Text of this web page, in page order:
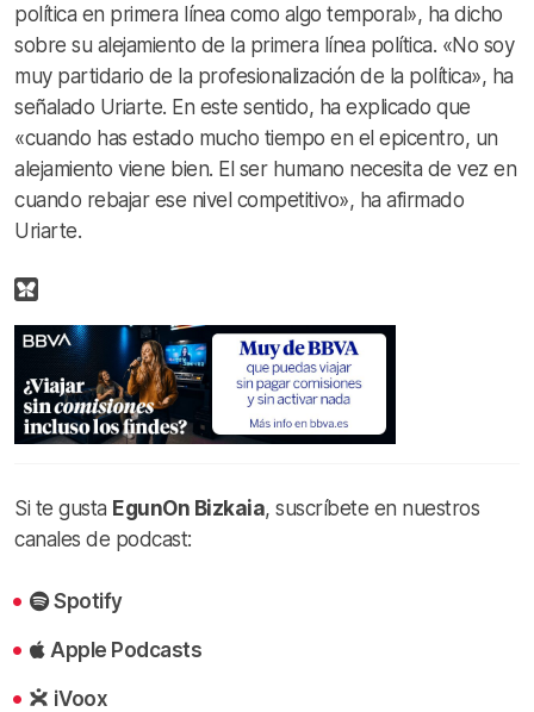
política en primera línea como algo temporal», ha dicho
sobre su alejamiento de la primera línea política. «No soy
muy partidario de la profesionalización de la política», ha
señalado Uriarte. En este sentido, ha explicado que
«cuando has estado mucho tiempo en el epicentro, un
alejamiento viene bien. El ser humano necesita de vez en
cuando rebajar ese nivel competitivo», ha afirmado
Uriarte.
Si te gusta EgunOn Bizkaia, suscríbete en nuestros
canales de podcast:
Spotify
Apple Podcasts
iVoox